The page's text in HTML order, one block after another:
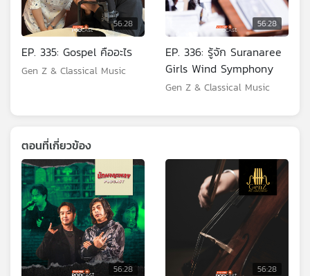
56:28
EP. 335: Gospel คืออะไร
Gen Z & Classical Music
56:28
EP. 336: รู้จัก Suranaree
Girls Wind Symphony
Gen Z & Classical Music
ตอนที่เกี่ยวข้อง
56:28 56:28